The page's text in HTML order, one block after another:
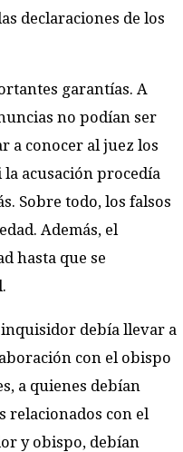
declaraciones de los
garantías. A
no podían ser
a conocer al juez los
la acusación procedía
Sobre todo, los falsos
Además, el
hasta que se
inquisidor debía llevar a
con el obispo
a quienes debían
relacionados con el
y obispo, debían